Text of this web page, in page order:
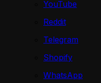
YouTube
Reddit
Telegram
Shopify
WhatsApp